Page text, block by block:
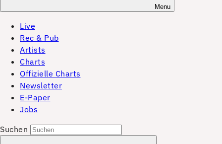
Menu
Live
Rec & Pub
Artists
Charts
Offizielle Charts
Newsletter
E-Paper
Jobs
Suchen